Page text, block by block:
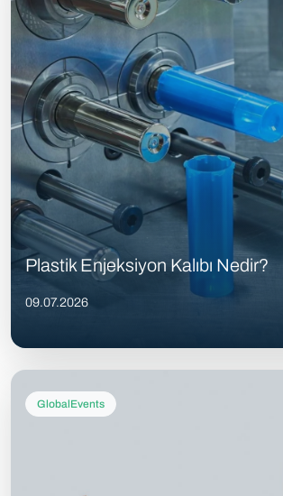
Plastik Enjeksiyon Kalıbı Nedir?
09.07.2026
GlobalEvents